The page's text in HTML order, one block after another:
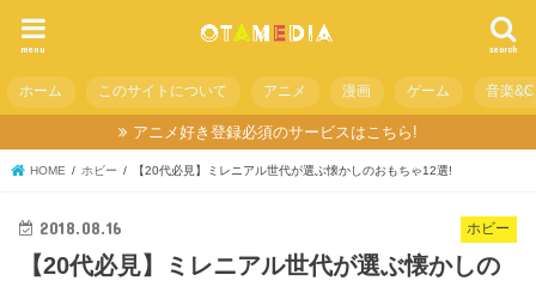
search
menu
ホーム このサイトについて アニメ 漫画 ゲーム 音楽
アニメ好き登録必須のサービスはこちら!
HOME ホビー 【20代必見】ミレニアル世代が選ぶ懐かしのおもちゃ12選!
ホビー
2018.08.16
【20代必見】ミレニアル世代が選ぶ懐かしの